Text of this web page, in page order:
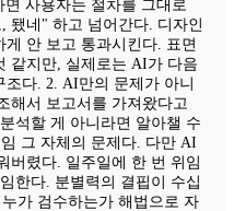
사용자는 절차를 그대로
됐네" 하고 넘어간다. 디자인
안 보고 통과시킨다. 표면
같지만, 실제로는 AI가 다음
다. 2. AI만의 문제가 아니
해서 보고서를 가져왔다고
석할 게 아니라면 알아챌 수
그 자체의 문제다. 다만 AI
버렸다. 일주일에 한 번 위임
한다. 분별력의 결핍이 수십
가 검수하는가 해법으로 자